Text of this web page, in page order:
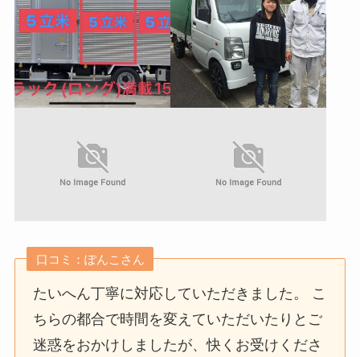
口コミ：ぽんこさん
たいへん丁寧に対応していただきました。 こ
ちらの都合で時間を変えていただいたりとご
迷惑をおかけしましたが、快くお受けくださ